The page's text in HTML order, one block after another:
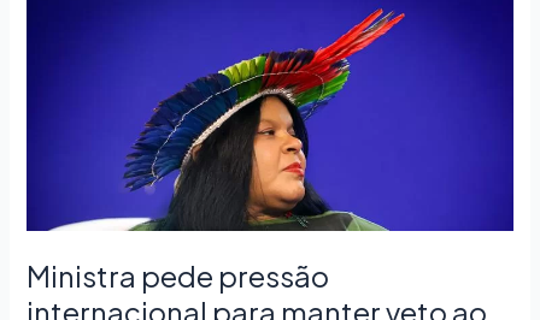
Ministra pede pressão
internacional para manter veto ao
marco
temporal